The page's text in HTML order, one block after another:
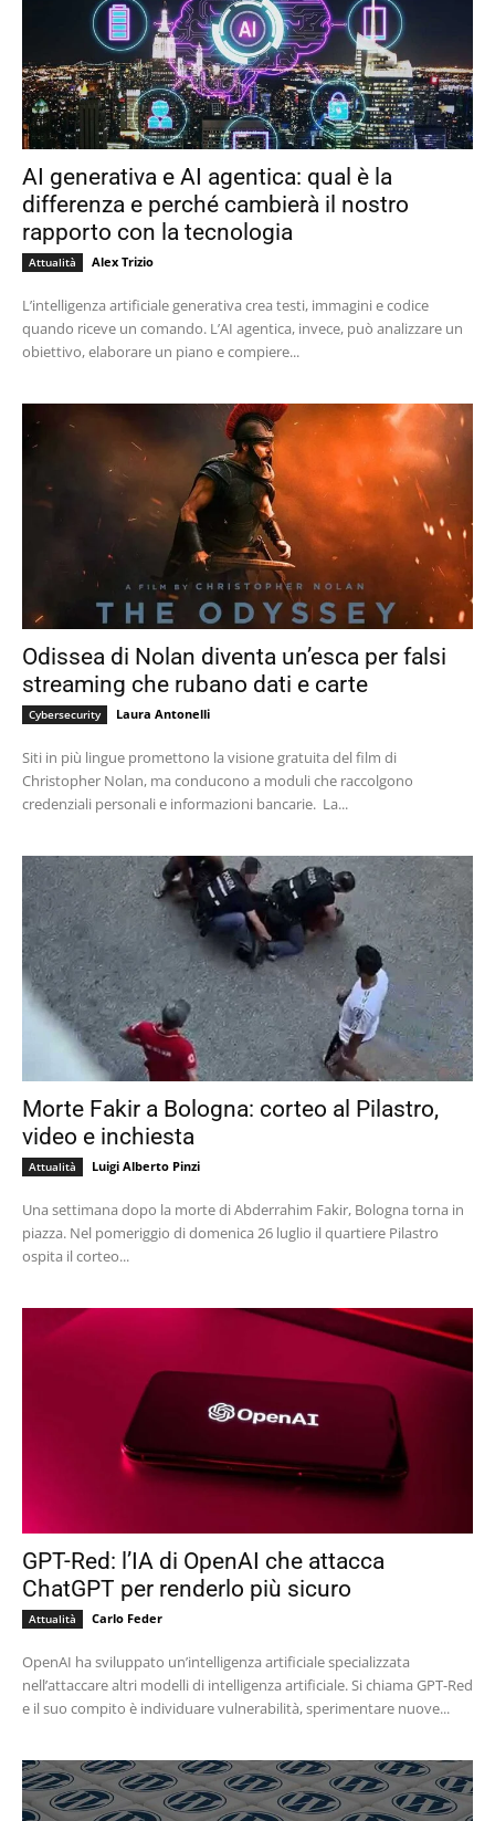
AI generativa e AI agentica: qual è la
differenza e perché cambierà il nostro
rapporto con la tecnologia
Attualità Alex Trizio
L’intelligenza artificiale generativa crea testi, immagini e codice
quando riceve un comando. L’AI agentica, invece, può analizzare un
obiettivo, elaborare un piano e compiere...
Odissea di Nolan diventa un’esca per falsi
streaming che rubano dati e carte
Cybersecurity Laura Antonelli
Siti in più lingue promettono la visione gratuita del film di
Christopher Nolan, ma conducono a moduli che raccolgono
credenziali personali e informazioni bancarie. La...
Morte Fakir a Bologna: corteo al Pilastro,
video e inchiesta
Attualità Luigi Alberto Pinzi
Una settimana dopo la morte di Abderrahim Fakir, Bologna torna in
piazza. Nel pomeriggio di domenica 26 luglio il quartiere Pilastro
ospita il corteo...
GPT-Red: l’IA di OpenAI che attacca
ChatGPT per renderlo più sicuro
Attualità Carlo Feder
OpenAI ha sviluppato un’intelligenza artificiale specializzata
nell’attaccare altri modelli di intelligenza artificiale. Si chiama GPT-Red
e il suo compito è individuare vulnerabilità, sperimentare nuove...